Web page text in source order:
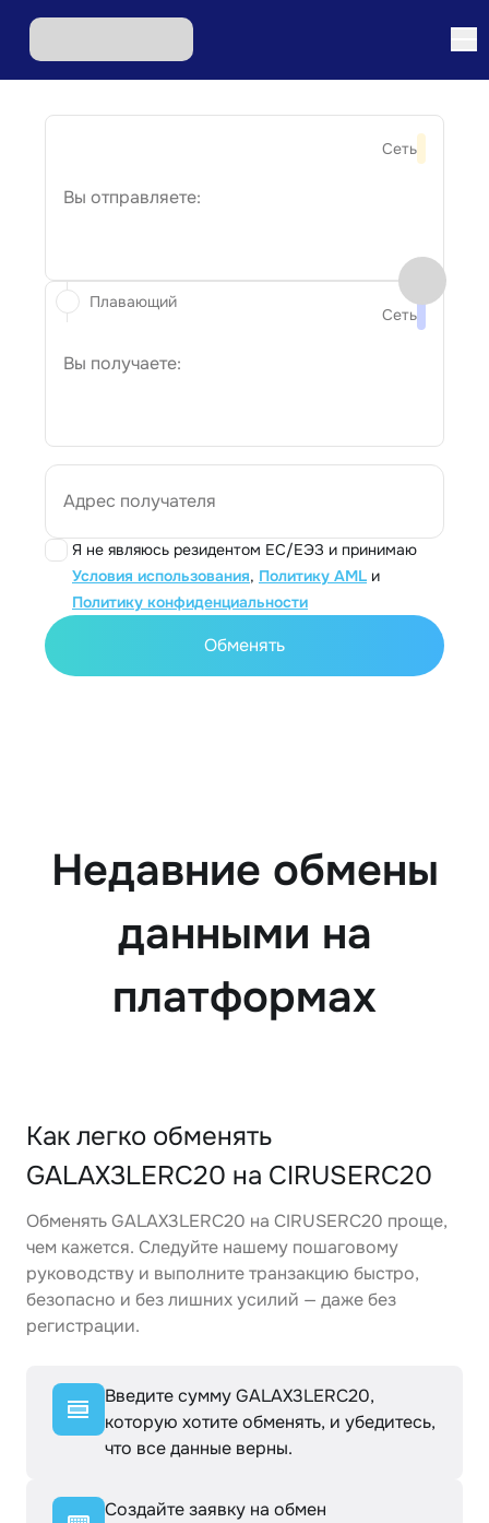
Сеть
Вы отправляете:
Сеть
Вы получаете:
Адрес получателя
Я не являюсь резидентом ЕС/ЕЭЗ и принимаю
Условия использования, Политику AML и
Политику конфиденциальности
Плавающий
Обменять
Недавние обмены
данными на
платформах
Как легко обменять
GALAX3LERC20 на CIRUSERC20
Обменять GALAX3LERC20 на CIRUSERC20 проще,
чем кажется. Следуйте нашему пошаговому
руководству и выполните транзакцию быстро,
безопасно и без лишних усилий — даже без
регистрации.
Введите сумму GALAX3LERC20,
которую хотите обменять, и убедитесь,
что все данные верны.
Создайте заявку на обмен